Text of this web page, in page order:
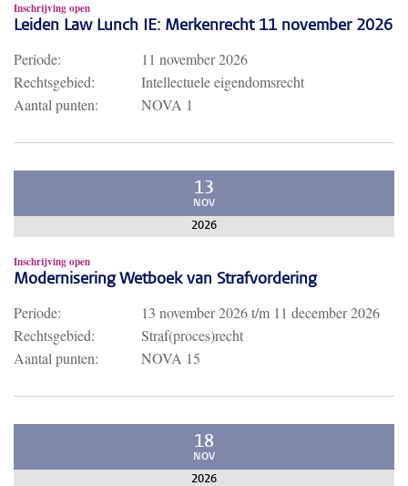
Inschrijving open
Leiden Law Lunch IE: Merkenrecht 11 november 2026
Periode:
11 november 2026
Rechtsgebied:
Intellectuele eigendomsrecht
Aantal punten:
NOVA 1
13
NOV
2026
Inschrijving open
Modernisering Wetboek van Strafvordering
Periode: 13 november 2026t/m 11 december 2026
Rechtsgebied:
Straf(proces)recht
Aantal punten:
NOVA 15
18
NOV
2026